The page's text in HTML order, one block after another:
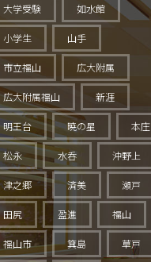
大学受験 如水館
小学生 山手
市立福山 広大附属
広大附属福山 新涯
明王台 暁の星 本庄
松永 水呑 沖野上
津之郷 済美 瀬戸
田尻 盈進 福山
福山市 箕島 草戸